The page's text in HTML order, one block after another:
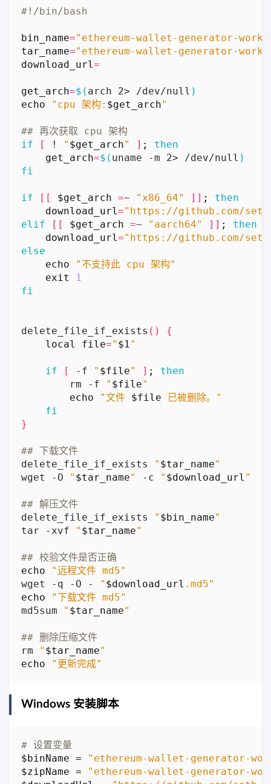
bin_name="ethereum-wallet-generator-
tar_name="ethereum-wallet-generator-
download_url=
get_arch=$( arch 2> /dev/null )
echo
"cpu 架构: $get_arch"
## 再次获取 cpu 架构
if
[ ! " $get_arch" ] ;
then
get_arch=$( uname -m 2> /dev/null )
fi
if [[ $get_arch =~ "x86_64" ]] ;
then
download_url="https://github.com/
elif
[[ $get_arch =~ "aarch64" ]] ;
then
download_url="https://github.com/
else
echo
"不支持此 cpu 架构"
exit
1
fi
delete_file_if_exists ()
{
local
file=" $1"
if [ -f " $file" ] ;
then
        rm -f
" $file"
echo
"文件 $file 已被删除。"
fi
}
## 下载文件
delete_file_if_exists
" $tar_name"
wget -O
" $tar_name" -c " $download_url "
## 解压文件
delete_file_if_exists
" $bin_name"
tar -xvf
" $tar_name"
## 校验文件是否正确
echo
"远程文件 md5"
wget -q -O -
" $download_url .md5"
echo
"下载文件 md5"
md5sum
" $tar_name"
## 删除压缩文件
rm
" $tar_name"
echo
"更新完成"
Windows 安装脚本
# 设置变量
$binName =
"ethereum-wallet-generator-
$zipName =
"ethereum-wallet-generator-